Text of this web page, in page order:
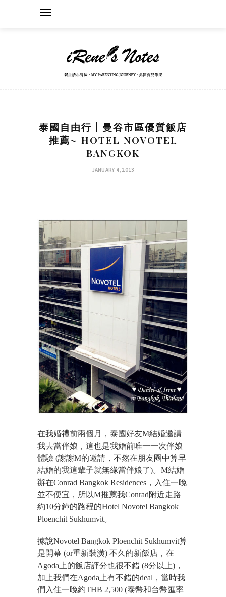
泰國自由行 | 曼谷市區優質飯店
推薦~ HOTEL NOVOTEL
BANGKOK
JANUARY 4, 2013
在我婚禮前兩個月，泰國好友M結婚邀請
我去當伴娘，這也是我婚前唯一一次伴娘
體驗 (謝謝M的邀請，不然在朋友圈中算早
結婚的我這輩子就無緣當伴娘了)。M結婚
辦在Conrad Bangkok Residences，入住一晚
並不便宜，所以M推薦我Conrad附近走路
約10分鐘的路程的Hotel Novotel Bangkok
Ploenchit Sukhumvit。
據說Novotel Bangkok Ploenchit Sukhumvit算
是開幕 (or重新裝潢) 不久的新飯店，在
Agoda上的飯店評分也很不錯 (8分以上)，
加上我們在Agoda上有不錯的deal，當時我
們入住一晚約THB 2,500 (泰幣和台幣匯率